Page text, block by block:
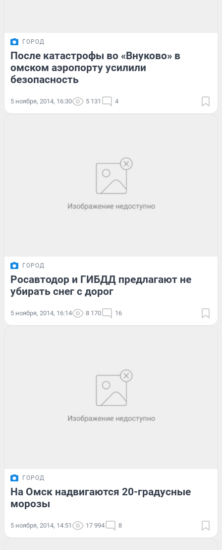
ГОРОД
После катастрофы во «Внуково» в
омском аэропорту усилили
безопасность
5 ноября, 2014, 16:30 5 131 4
ГОРОД
Росавтодор и ГИБДД предлагают не
убирать снег с дорог
5 ноября, 2014, 16:14 8 170 16
ГОРОД
На Омск надвигаются 20-градусные
морозы
5 ноября, 2014, 14:51 17 994 8